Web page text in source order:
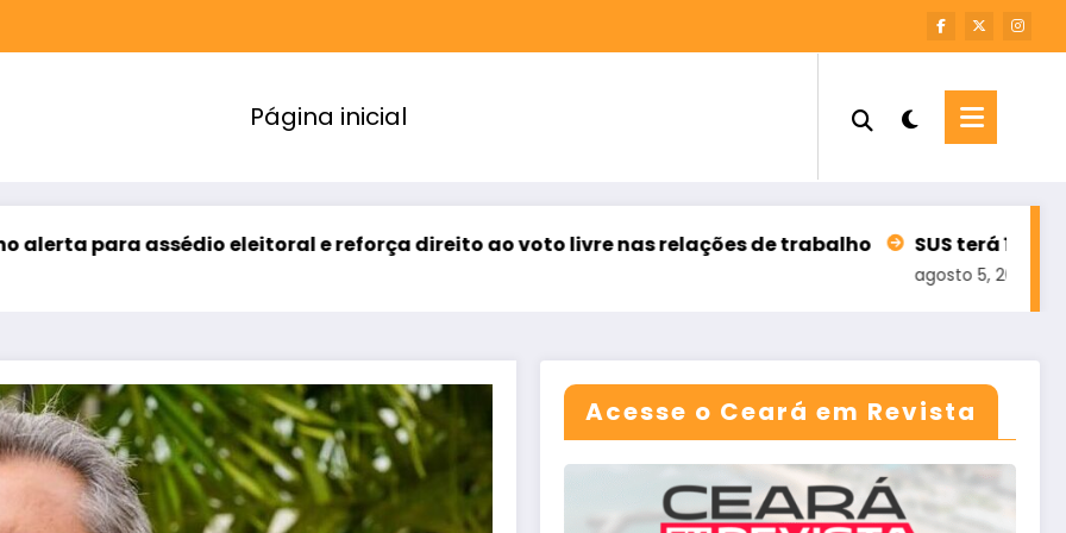
Página inicial
eleitoral e reforça direito ao voto livre nas relações de trabalho SUS terá 100 mil
Acesse o Ceará em Revista